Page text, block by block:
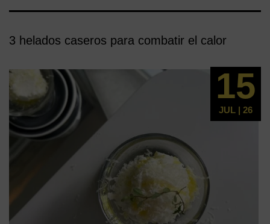
3 helados caseros para combatir el calor
15
JUL | 26